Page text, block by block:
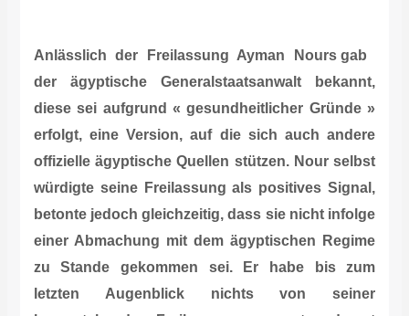
Anlässlich der Freilassung Ayman Nours gab
der ägyptische Generalstaatsanwalt bekannt,
diese sei aufgrund « gesundheitlicher Gründe »
erfolgt, eine Version, auf die sich auch andere
offizielle ägyptische Quellen stützen. Nour selbst
würdigte seine Freilassung als positives Signal,
betonte jedoch gleichzeitig, dass sie nicht infolge
einer Abmachung mit dem ägyptischen Regime
zu Stande gekommen sei. Er habe bis zum
letzten Augenblick nichts von seiner